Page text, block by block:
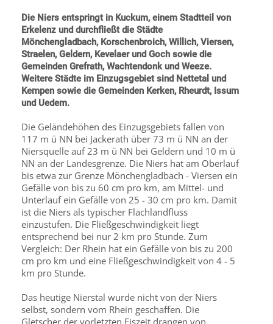
Die Niers entspringt in Kuckum, einem Stadtteil von
Erkelenz und durchfließt die Städte
Mönchengladbach, Korschenbroich, Willich, Viersen,
Straelen, Geldern, Kevelaer und Goch sowie die
Gemeinden Grefrath, Wachtendonk und Weeze.
Weitere Städte im Einzugsgebiet sind Nettetal und
Kempen sowie die Gemeinden Kerken, Rheurdt, Issum
und Uedem.
Die Geländehöhen des Einzugsgebiets fallen von
117 m ü NN bei Jackerath über 73 m ü NN an der
Niersquelle auf 23 m ü NN bei Geldern und 10 m ü
NN an der Landesgrenze. Die Niers hat am Oberlauf
bis etwa zur Grenze Mönchengladbach - Viersen ein
Gefälle von bis zu 60 cm pro km, am Mittel- und
Unterlauf ein Gefälle von 25 - 30 cm pro km. Damit
ist die Niers als typischer Flachlandfluss
einzustufen. Die Fließgeschwindigkeit liegt
entsprechend bei nur 2 km pro Stunde. Zum
Vergleich: Der Rhein hat ein Gefälle von bis zu 200
cm pro km und eine Fließgeschwindigkeit von 4 - 5
km pro Stunde.
Das heutige Nierstal wurde nicht von der Niers
selbst, sondern vom Rhein geschaffen. Die
Gletscher der vorletzten Eiszeit drangen von